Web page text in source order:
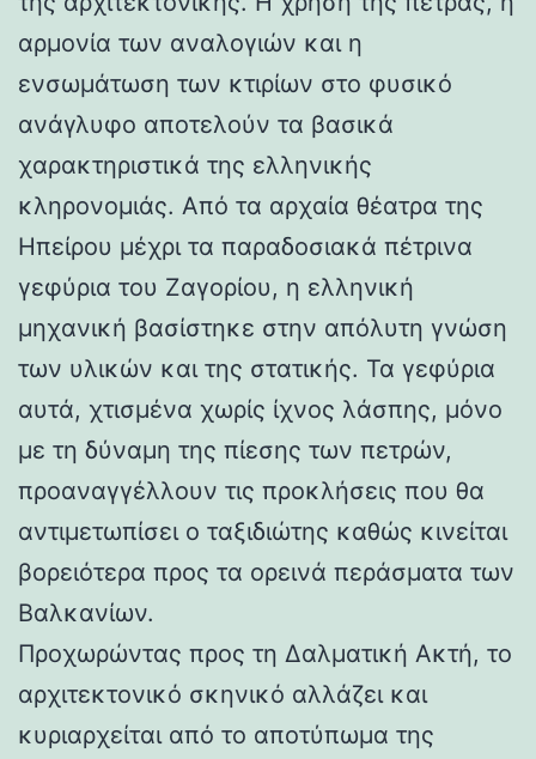
αρμονία των αναλογιών και η
ενσωμάτωση των κτιρίων στο φυσικό
ανάγλυφο αποτελούν τα βασικά
χαρακτηριστικά της ελληνικής
κληρονομιάς. Από τα αρχαία θέατρα της
Ηπείρου μέχρι τα παραδοσιακά πέτρινα
γεφύρια του Ζαγορίου, η ελληνική
μηχανική βασίστηκε στην απόλυτη γνώση
των υλικών και της στατικής. Τα γεφύρια
αυτά, χτισμένα χωρίς ίχνος λάσπης, μόνο
με τη δύναμη της πίεσης των πετρών,
προαναγγέλλουν τις προκλήσεις που θα
αντιμετωπίσει ο ταξιδιώτης καθώς κινείται
βορειότερα προς τα ορεινά περάσματα των
Βαλκανίων.
Προχωρώντας προς τη Δαλματική Ακτή, το
αρχιτεκτονικό σκηνικό αλλάζει και
κυριαρχείται από το αποτύπωμα της